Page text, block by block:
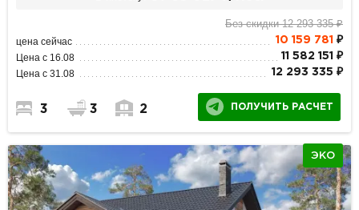
Без скидки 12 293 335 ₽
цена сейчас 10 159 781 ₽
Цена с 16.08 11 582 151 ₽
Цена с 31.08 12 293 335 ₽
3 3 2 ПОЛУЧИТЬ РАСЧЕТ
ЭКО